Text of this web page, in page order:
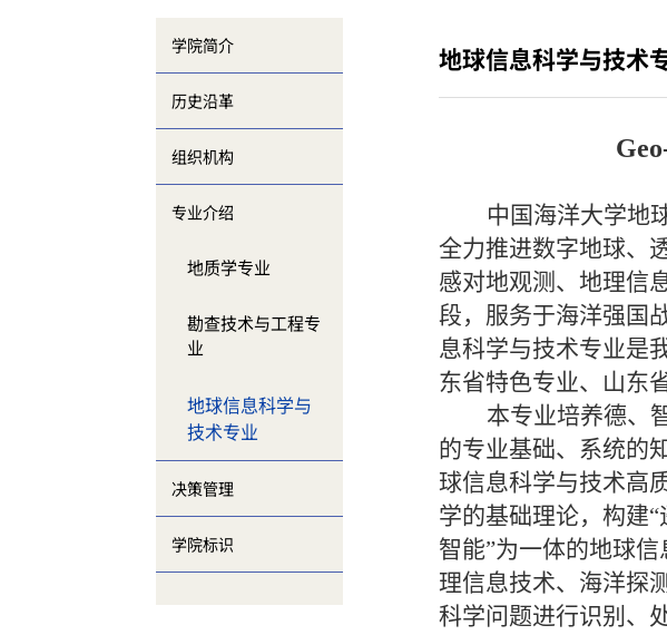
学院简介
历史沿革
组织机构
专业介绍
地质学专业
勘查技术与工程专
业
地球信息科学与
技术专业
决策管理
学院标识
地球信息科学与技术
中国海洋大学地
全力推进数字地球、
感对地观测、地理信
段，服务于海洋强国
息科学与技术专业是
东省特色专业、山东
本专业培养德、
的专业基础、系统的
球信息科学与技术高
学的基础理论，构建“
智能”为一体的地球
理信息技术、海洋探
科学问题进行识别、